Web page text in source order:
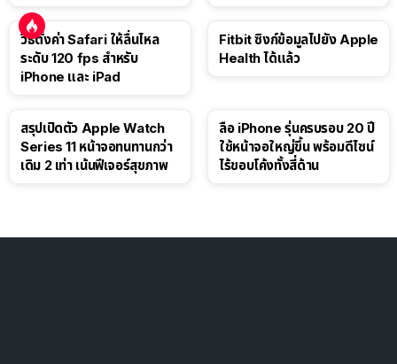
วิธีตั้งค่า Safari ให้ลื่นไหล
ระดับ 120 fps สำหรับ
iPhone และ iPad
Fitbit ซิงก์ข้อมูลไปยัง Apple
Health ได้แล้ว
สรุปเปิดตัว Apple Watch
Series 11 หน้าจอทนทานกว่า
เดิม 2 เท่า เน้นฟีเจอร์สุขภาพ
ลือ iPhone รุ่นครบรอบ 20 ปี
ใช้หน้าจอใหญ่ขึ้น พร้อมดีไซน์
ไร้ขอบโค้งทั้งสี่ด้าน